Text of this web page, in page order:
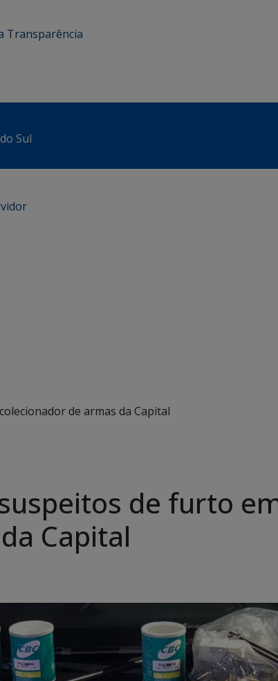
Transparência
Sul
de armas da Capital
de furto
Capital